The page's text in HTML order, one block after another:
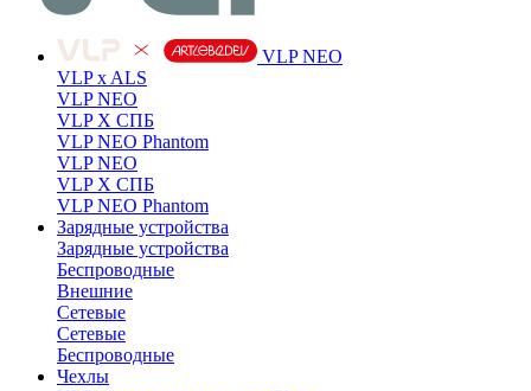
VLP NEO
VLP x ALS
VLP NEO
VLP X СПБ
VLP NEO Phantom
VLP NEO
VLP X СПБ
VLP NEO Phantom
Зарядные устройства
Зарядные устройства
Беспроводные
Внешние
Сетевые
Сетевые
Беспроводные
Чехлы